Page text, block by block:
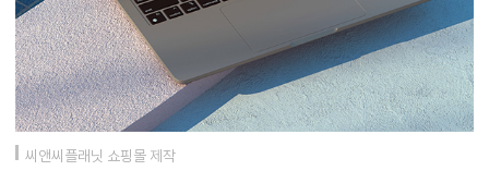
씨앤씨플래닛 쇼핑몰 제작